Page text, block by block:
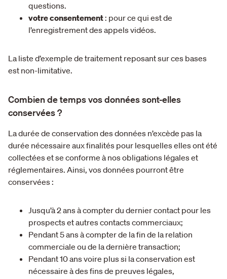
questions.
votre consentement: pour ce qui est de
l’enregistrement des appels vidéos.
La liste d’exemple de traitement reposant sur ces bases
est non-limitative.
Combien de temps vos données sont-elles
conservées ?
La durée de conservation des données n’excède pas la
durée nécessaire aux finalités pour lesquelles elles ont été
collectées et se conforme à nos obligations légales et
réglementaires. Ainsi, vos données pourront être
conservées :
Jusqu’à 2 ans à compter du dernier contact pour les
prospects et autres contacts commerciaux;
Pendant 5 ans à compter de la fin de la relation
commerciale ou de la dernière transaction;
Pendant 10 ans voire plus si la conservation est
nécessaire à des fins de preuves légales,